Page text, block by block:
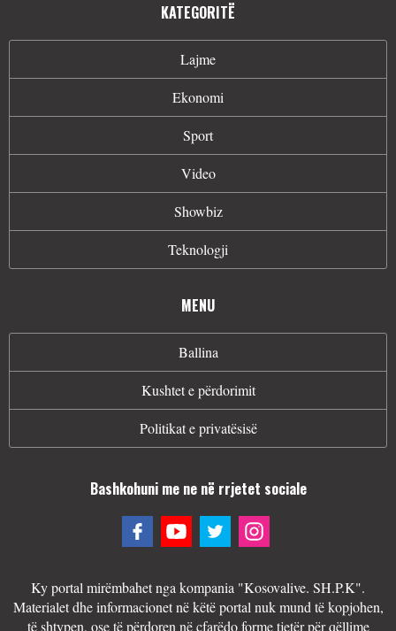
KATEGORITË
Lajme
Ekonomi
Sport
Video
Showbiz
Teknologji
MENU
Ballina
Kushtet e përdorimit
Politikat e privatësisë
Bashkohuni me ne në rrjetet sociale
Ky portal mirëmbahet nga kompania "Kosovalive. SH.P.K".
Materialet dhe informacionet në këtë portal nuk mund të kopjohen,
të shtypen, ose të përdoren në çfarëdo forme tjetër për qëllime